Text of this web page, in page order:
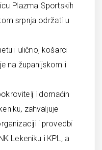
Plazma Sportskih
srpnja održati u
i uličnoj košarci
na županijskom i
i domaćin
zahvaljuje
i provedbi
Lekeniku i KPL, a